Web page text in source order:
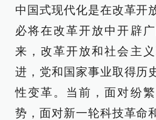
中国式现代化是在改革开
必将在改革开放中开辟
来，改革开放和社会主
进，党和国家事业取得历
性变革。当前，面对纷
势，面对新一轮科技革命